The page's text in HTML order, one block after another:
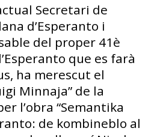
Secretari de
d’Esperanto i
del proper 41è
que es farà
ha merescut el
Minnaja” de la
l’obra “Semantika
de kombineblo al